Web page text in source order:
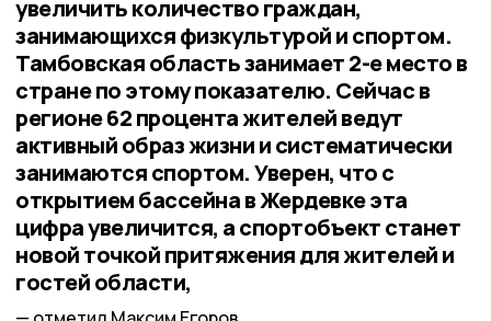
увеличить количество граждан,
занимающихся физкультурой и спортом.
Тамбовская область занимает 2-е место в
стране по этому показателю. Сейчас в
регионе 62 процента жителей ведут
активный образ жизни и систематически
занимаются спортом. Уверен, что с
открытием бассейна в Жердевке эта
цифра увеличится, а спортобъект станет
новой точкой притяжения для жителей и
гостей области,